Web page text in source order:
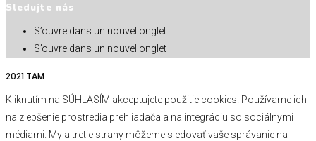
Sledujte nás
S’ouvre dans un nouvel onglet
S’ouvre dans un nouvel onglet
2021 TAM
Kliknutím na SÚHLASÍM akceptujete použitie cookies. Používame ich
na zlepšenie prostredia prehliadača a na integráciu so sociálnymi
médiami. My a tretie strany môžeme sledovať vaše správanie na